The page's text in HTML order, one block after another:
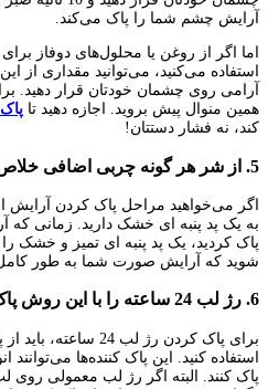
آرایش چشم شما را پاک می‌کند.
اما اگر از روغن یا محلول‌های دوفاز
استفاده می‌کنید، می‌توانید مقداری از
آرامی روی چشمان خودتان قرار دهید.
همین منوال پیش بروید. اجازه دهید تا
کند، نه فشار دستتان!
5. از شر هر گونه چربی اضافی خلاص شوید
اگر می‌خواهید مراحل پاک کردن آرایش
به یک پد پنبه ای خشک دارید. زمانی
پاک کردید، یک پد پنبه ای تمیز و خشک
شوید که آرایش صورت شما به طور
6. رژ لب 24 ساعته را با این روش پاک کنید
برای پاک کردن رژ لب
استفاده کنید. این پاک کننده‌ها
پاک کنند. البته اگر رژ لب معمولی روی